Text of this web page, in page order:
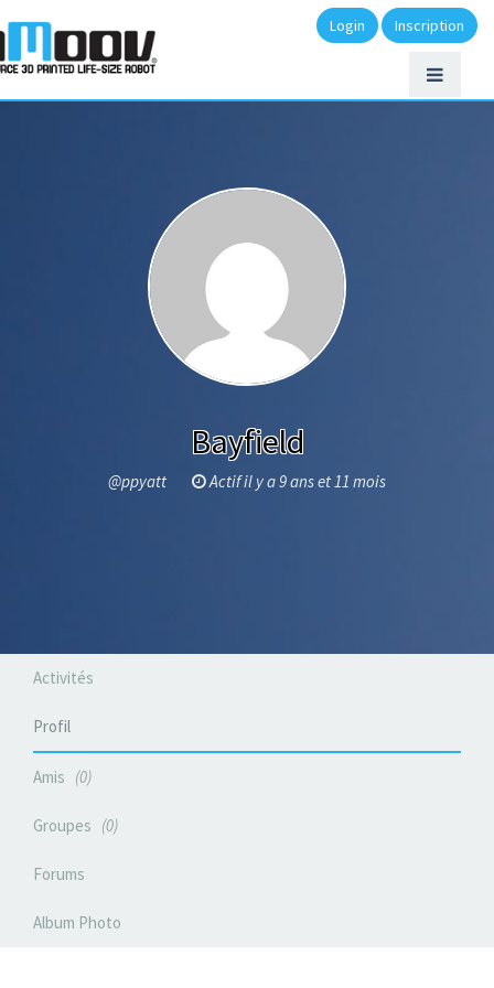
Login Inscription
Bayfield
@ppyatt Actif il y a 9 ans et 11 mois
Activités
Profil
Amis 0
Groupes 0
Forums
Album Photo